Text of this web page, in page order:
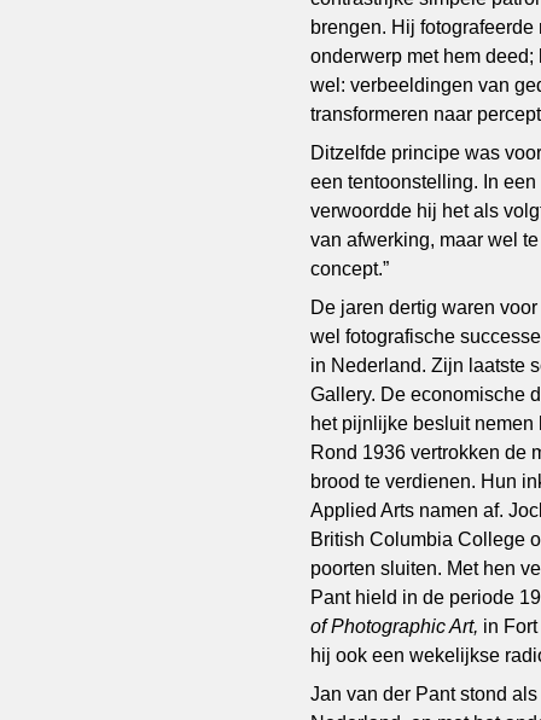
brengen. Hij
onderwerp met hem
wel: verbeeldingen van
transformeren naar
Ditzelfde principe was
een tentoonstelling. In
verwoordde hij het als
van afwerking, maar wel
concept.”
De jaren dertig waren
wel fotografische
in Nederland. Zijn laatste
Gallery. De economische
het pijnlijke besluit
Rond 1936 vertrokken de
brood te verdienen. Hun
Applied Arts namen af.
British Columbia College
poorten sluiten. Met hen
Pant hield in de periode
of Photographic Art, in
hij ook een wekelijkse
Jan van der Pant stond